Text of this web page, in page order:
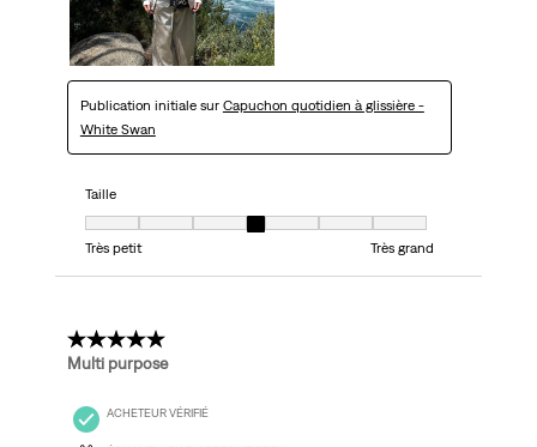
Publication initiale sur Capuchon quotidien à glissière -
White Swan
Taille
Taille, 4 sur 7, où 1 est égal à Très petit et 7 est égal à Très grand
Très petit
Très grand
5 étoile(s) sur 5.
Multi purpose
ACHETEUR VÉRIFIÉ